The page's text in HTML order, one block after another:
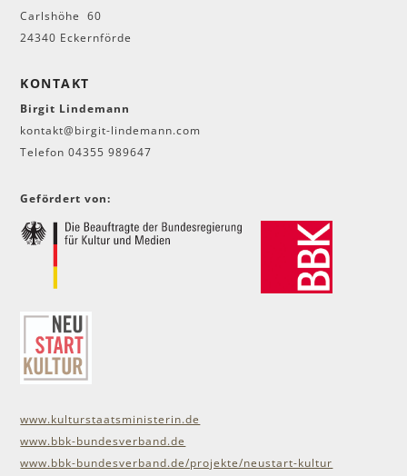
Carlshöhe 60
24340 Eckernförde
KONTAKT
Birgit Lindemann
kontakt@birgit-lindemann.com
Telefon 04355 989647
Gefördert von:
www.kulturstaatsministerin.de
www.bbk-bundesverband.de
www.bbk-bundesverband.de/projekte/neustart-kultur